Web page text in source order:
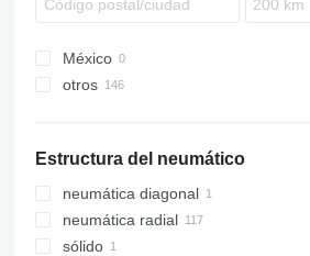
México
otros
Alemania
Eslovaquia
Polonia
Estructura del neumático
neumática diagonal
neumática radial
sólido